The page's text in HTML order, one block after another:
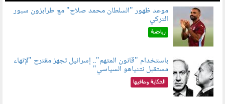
090802.jpg
موعد ظهور "السلطان محمد صلاح" مع طرابزون سبور
التركي
رياضة
090801.jpg
باستخدام "قانون المتهم".. إسرائيل تجهز مقترح "لإنهاء
مستقبل نتنياهو السياسي"
الحكاية ومافيها